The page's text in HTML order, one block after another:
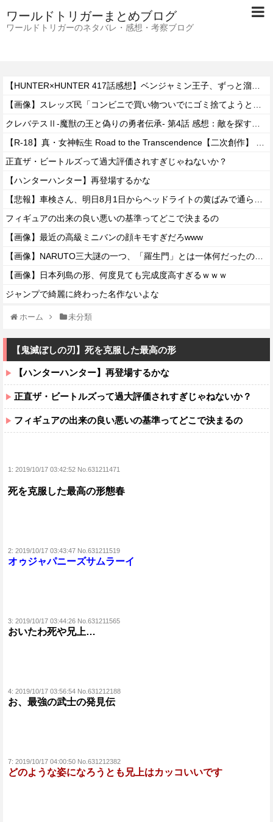
ワールドトリガーまとめブログ
ワールドトリガーのネタバレ・感想・考察ブログ
正直ザ・ビートルズって過大評価されすぎじゃねないか？
【ハンターハンター】再登場するかな
フィギュアの出来の良い悪いの基準ってどこで決まるの
【画像】最近の高級ミニバンの顔キモすぎだろwww
【画像】日本列島の形、何度見ても完成度高すぎるｗｗｗ
ジャンプで綺麗に終わった名作ないよな
ホーム 未分類
【鬼滅ぼしの刃】死を克服した最高の形
【ハンターハンター】再登場するかな
正直ザ・ビートルズって過大評価されすぎじゃねないか？
フィギュアの出来の良い悪いの基準ってどこで決まるの
1: 2019/10/17 03:42:52 No.631211471
死を克服した最高の形態春
2: 2019/10/17 03:43:47 No.631211519
オゥジャパニーズサムラーイ
3: 2019/10/17 03:44:26 No.631211565
おいたわ死や兄上…
4: 2019/10/17 03:56:54 No.631212188
お、最強の武士の発見伝
7: 2019/10/17 04:00:50 No.631212382
どのような姿になろうとも兄上はカッコいいです